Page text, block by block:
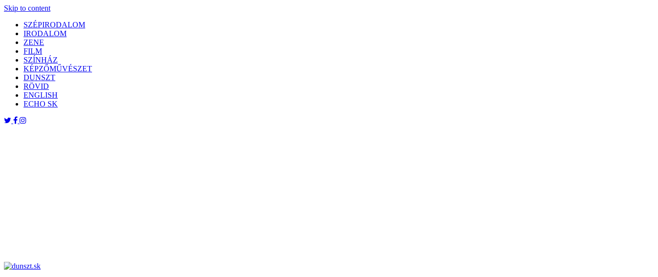
Skip to content
SZÉPIRODALOM
IRODALOM
ZENE
FILM
SZÍNHÁZ
KÉPZŐMŰVÉSZET
DUNSZT
RÖVID
ENGLISH
ECHO SK